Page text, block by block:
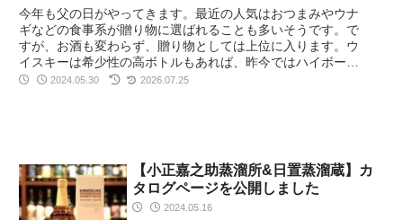
今年も父の日がやってきます。最近の人気はおつまみやウナ
ギなどの食事系が贈り物に選ばれることも多いそうです。で
すが、お酒も変わらず、贈り物としては上位に入ります。ウ
イスキーは希少性の高ボトルもあれば、昨今ではハイボール
缶など、広く普及してきてます。ビールなどと違い、糖質も
2024.05.30 2026.07.25
【小正嘉之助蒸溜所&日置蒸溜蔵】カ
タログページを公開しました
2024.05.16